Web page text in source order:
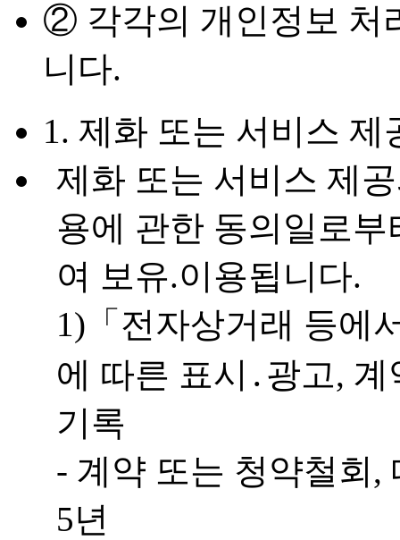
② 각각의 개인정보 처
니다.
1. 제화 또는 서비스 제
제화 또는 서비스 제
용에 관한 동의일로
여 보유.이용됩니다.
1)「전자상거래 등에
에 따른 표시․광고,
기록
- 계약 또는 청약철회,
5년